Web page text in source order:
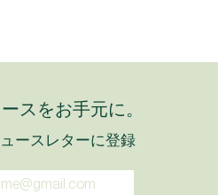
スをお手元に。
ースレターに登録